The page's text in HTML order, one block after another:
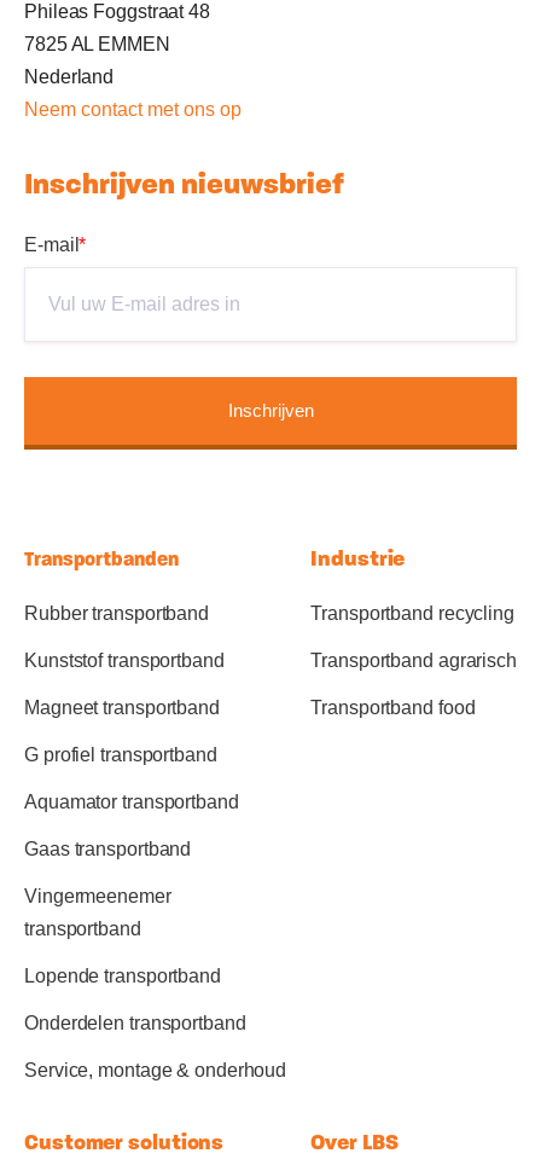
Phileas Foggstraat 48
7825 AL EMMEN
Nederland
Neem contact met ons op
Inschrijven nieuwsbrief
E-mail*
Transportbanden
Rubber transportband
Kunststof transportband
Magneet transportband
G profiel transportband
Aquamator transportband
Gaas transportband
Vingermeenemer
transportband
Lopende transportband
Onderdelen transportband
Service, montage & onderhoud
Industrie
Transportband recycling
Transportband agrarisch
Transportband food
Customer solutions Over LBS